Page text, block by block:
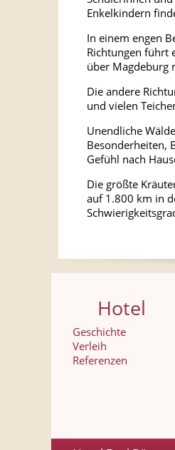
Enkelkindern
In einem engen
Richtungen führt
über Magdeburg
Die andere
und vielen
Unendliche
Besonderheiten,
Gefühl nach
Die größte
auf 1.800 km in
Hotel
Geschichte
Verleih
Referenzen